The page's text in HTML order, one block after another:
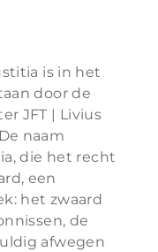
is in het
door de
JFT | Livius
naam
die het recht
een
het zwaard
de
afwegen